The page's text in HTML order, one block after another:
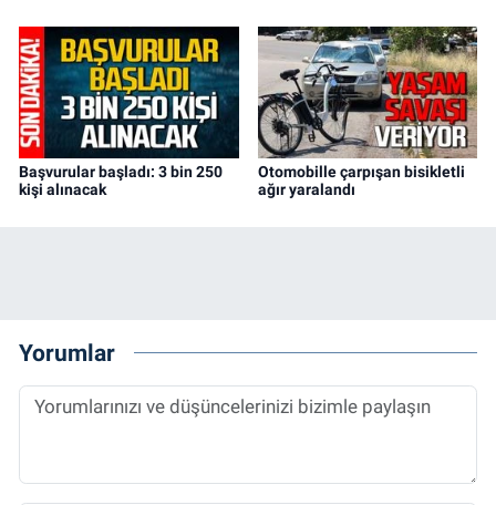
Başvurular başladı: 3 bin 250
kişi alınacak
Otomobille çarpışan bisikletli
ağır yaralandı
Yorumlar